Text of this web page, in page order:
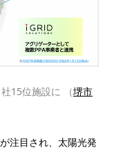
15位施設に （堺市
注目され、太陽光発